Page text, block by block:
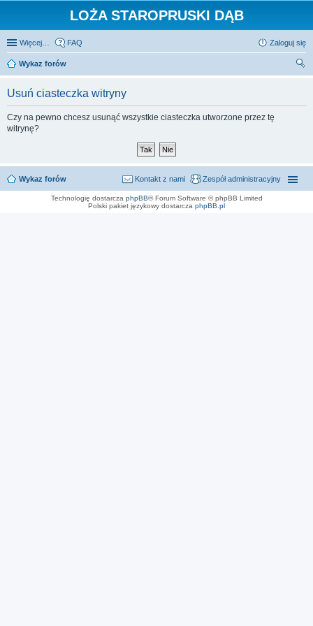
LOŻA STAROPRUSKI DĄB
Więcej… FAQ Zaloguj się
Wykaz forów
Usuń ciasteczka witryny
Czy na pewno chcesz usunąć wszystkie ciasteczka utworzone przez tę
witrynę?
Wykaz forów Zespół administracyjny
Kontakt z nami
Technologię dostarcza phpBB® Forum Software © phpBB Limited
Polski pakiet językowy dostarcza phpBB.pl